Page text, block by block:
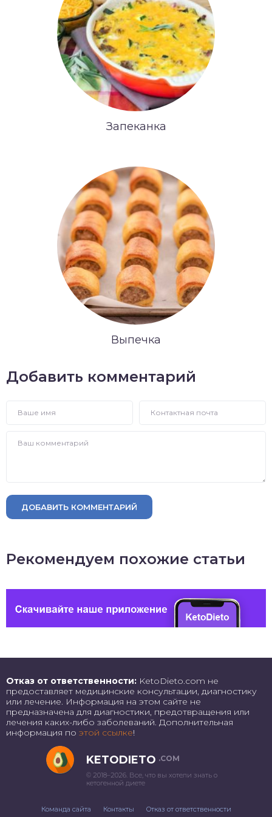
Запеканка
Выпечка
Добавить комментарий
ДОБАВИТЬ КОММЕНТАРИЙ
Рекомендуем похожие статьи
Отказ от ответственности: KetoDieto.com не
предоставляет медицинские консультации, диагностику
или лечение. Информация на этом сайте не
предназначена для диагностики, предотвращения или
лечения каких-либо заболеваний. Дополнительная
информация по этой ссылке!
KETODIETO .COM
© 2018–2026. Все, что вы хотели знать о
кетогенной диете
Команда сайта Контакты Отказ от ответственности